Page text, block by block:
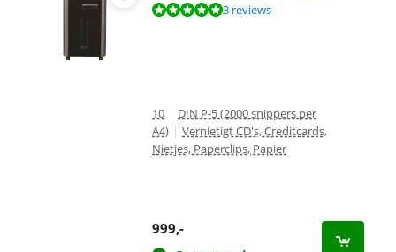
Beoordeling is 9,6 van de 10, gebaseerd op 3 reviews.
3 reviews
10 | DIN P-5 (2000 snippers per
A4) | Vernietigt CD's, Creditcards,
Nietjes, Paperclips, Papier
999,-